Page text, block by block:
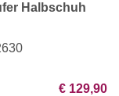
Halbschuh
€ 129,90